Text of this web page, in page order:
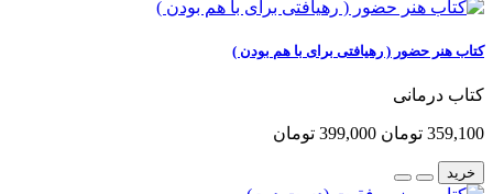
کتاب هنر حضور ( رهیافتی برای با هم بودن )
کتاب درمانی
359,100 تومان 399,000 تومان
خرید